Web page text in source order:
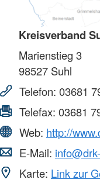
Kreisverband
Marienstieg 3
98527 Suhl
Telefon: 03681
Telefax: 03681
Web: http://
E-Mail:
Karte: Link zur